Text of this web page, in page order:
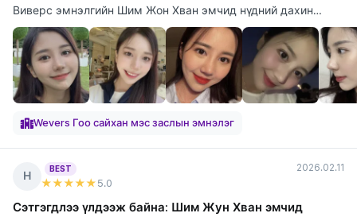
Виверс эмнэлгийн Шим Жон Хван эмчид нүдний дахин
болон х...
Wevers Гоо сайхан мэс заслын эмнэлэг
Н
BEST
★★★★★ 5.0
2026.02.11
Сэтгэгдлээ үлдээж байна: Шим Жун Хван эмчид